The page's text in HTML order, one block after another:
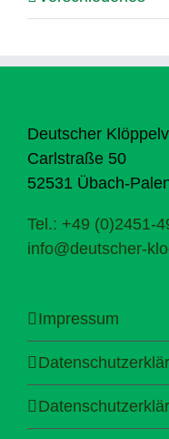
Deutscher
Carlstraße 50
52531 Übach-
Tel.: +49 (0)2451-
info@deutscher-
Impressum